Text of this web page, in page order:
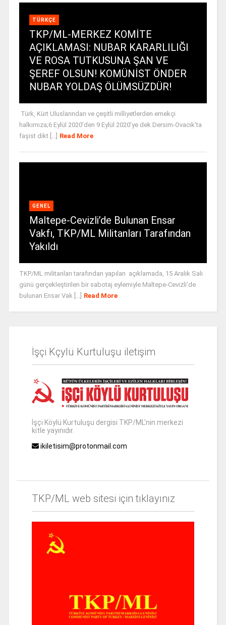
TÜRKÇE
TKP/ML-MERKEZ KOMİTE
AÇIKLAMASI: NUBAR KARARLILIĞI
VE ROSA TUTKUSUNA ŞAN VE
ŞEREF OLSUN! KOMÜNİST ÖNDER
NUBAR YOLDAŞ ÖLÜMSÜZDÜR!
Türk, Kürt Uluslarından ve çeşitli milliyetlerden emekçi
halkımıza;6 Eylül 2020’den 9 Eylül 2020’ye dek Dersim-Ovacık’ta
faşist dikt [...]
Read More
GENEL
Maltepe-Cevizli’de Bulunan Ensar
Vakfı, TKP/ML Militanları Tarafından
Yakıldı
TKP/ML militanları tarafından yapılan açıklamada, 15 Aralık Salı
günü gerçekleştirilen bir sabotaj eylemiyle Maltepe-Cevizli'de
bulunan Ensar Vak [...]
Read More
İşçi Kçylü Kurtuluşu iletişim
İşçi Köylü Kurtuluşu dergisi TKP/ML'nin merkezi
kitle yayınıdır.
ikiletisim@protonmail.com
TKP/ML web sitesi için tıklayınız